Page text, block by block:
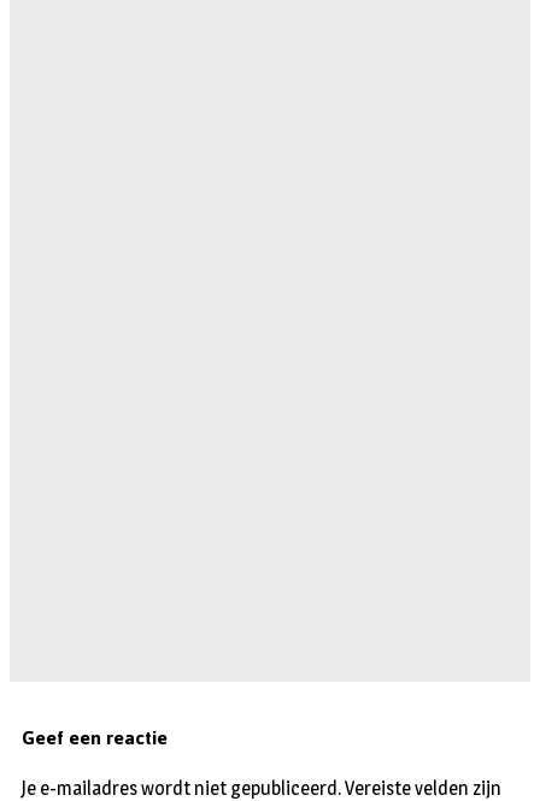
Geef een reactie
Je e-mailadres wordt niet gepubliceerd.Vereiste velden zijn